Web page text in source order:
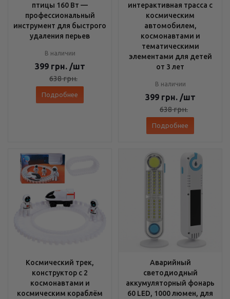
птицы 160 Вт —
профессиональный
инструмент для быстрого
удаления перьев
В наличии
399 грн. /шт
638грн.
Подробнее
интерактивная трасса с
космическим
автомобилем,
космонавтами и
тематическими
элементами для детей
от 3 лет
В наличии
399 грн. /шт
638грн.
Подробнее
Космический трек,
конструктор с 2
космонавтами и
космическим кораблём
Аварийный
светодиодный
аккумуляторный фонарь
60 LED, 1000 люмен, для